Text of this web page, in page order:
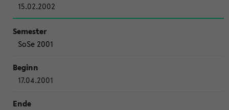
15.02.2002
SoSe 2001
17.04.2001